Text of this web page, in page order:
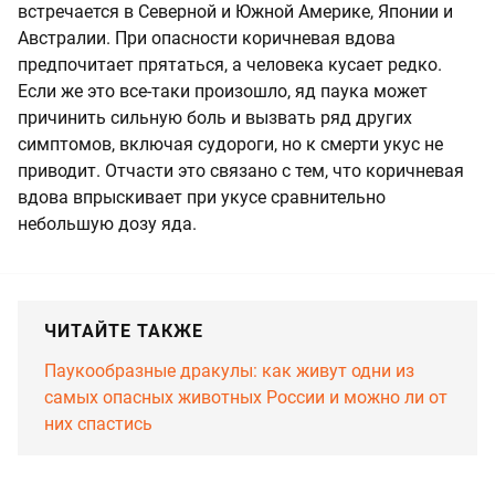
встречается в Северной и Южной Америке, Японии и
Австралии. При опасности коричневая вдова
предпочитает прятаться, а человека кусает редко.
Если же это все-таки произошло, яд паука может
причинить сильную боль и вызвать ряд других
симптомов, включая судороги, но к смерти укус не
приводит. Отчасти это связано с тем, что коричневая
вдова впрыскивает при укусе сравнительно
небольшую дозу яда.
ЧИТАЙТЕ ТАКЖЕ
Паукообразные дракулы: как живут одни из
самых опасных животных России и можно ли от
них спастись